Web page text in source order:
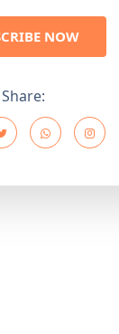
NOW
Share: